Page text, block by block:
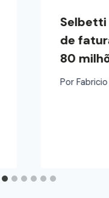
Selbetti
de
80
Por